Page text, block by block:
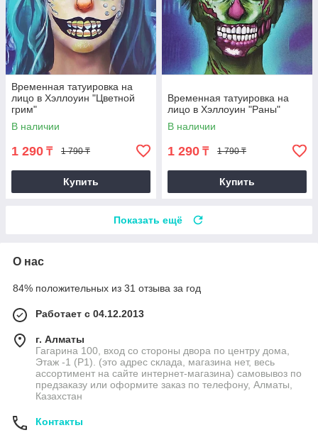
Временная татуировка на
лицо в Хэллоуин "Цветной
грим"
В наличии
1 290 ₸ 1 790 ₸
Купить
Временная татуировка на
лицо в Хэллоуин "Раны"
В наличии
1 290 ₸ 1 790 ₸
Купить
Показать ещё
О нас
84% положительных из 31 отзыва за год
Работает с 04.12.2013
г. Алматы
Гагарина 100, вход со стороны двора по центру дома,
Этаж -1 (P1). (это адрес склада, магазина нет, весь
ассортимент на сайте интернет-магазина) самовывоз по
предзаказу или оформите заказ по телефону, Алматы,
Казахстан
Контакты